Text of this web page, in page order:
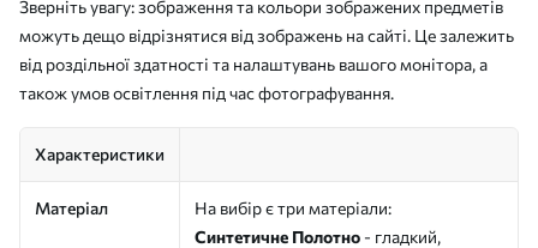
Зверніть увагу: зображення та кольори зображених предметів
можуть дещо відрізнятися від зображень на сайті. Це залежить
від роздільної здатності та налаштувань вашого монітора, а
також умов освітлення під час фотографування.
Характеристики
Матеріал
На вибір є три матеріали:
Синтетичне Полотно - гладкий,